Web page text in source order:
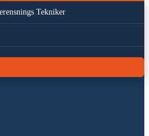
Tekniker